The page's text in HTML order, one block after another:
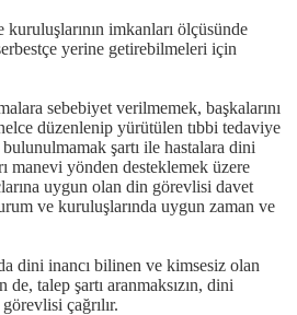
imkanları ölçüsünde
yerine getirebilmeleri için
sebebiyet verilmemek, başkalarını
düzenlenip yürütülen tıbbi tedaviye
şartı ile hastalara dini
manevi yönden desteklemek üzere
uygun olan din görevlisi davet
ve kuruluşlarında uygun zaman ve
dini inancı bilinen ve kimsesiz olan
talep şartı aranmaksızın, dini
çağrılır.